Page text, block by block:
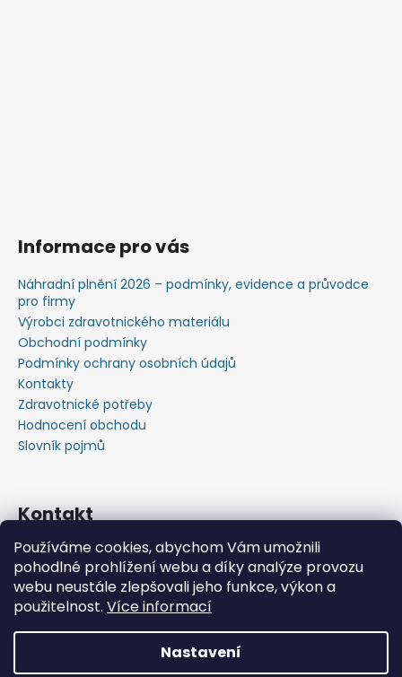
Používáme cookies, abychom Vám umožnili
pohodlné prohlížení webu a díky analýze provozu
webu neustále zlepšovali jeho funkce, výkon a
použitelnost. Více informací
Nastavení
Informace pro vás
Náhradní plnění 2026 – podmínky, evidence a průvodce
pro firmy
Výrobci zdravotnického materiálu
Obchodní podmínky
Podmínky ochrany osobních údajů
Kontakty
Zdravotnické potřeby
Hodnocení obchodu
Slovník pojmů
Kontakt
+420603583759 ,+420734720049
https://www.facebook.com/profile.php?id=615793934
37445
https://www.youtube.com/@michalverner7685